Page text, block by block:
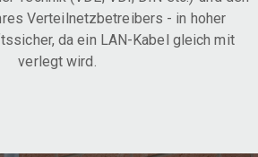
Verteilnetzbetreibers - in hoher
da ein LAN-Kabel gleich mit
verlegt wird.